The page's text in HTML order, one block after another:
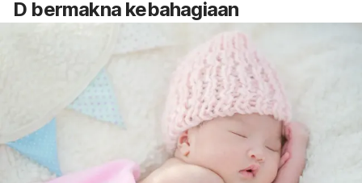
D bermakna kebahagiaan